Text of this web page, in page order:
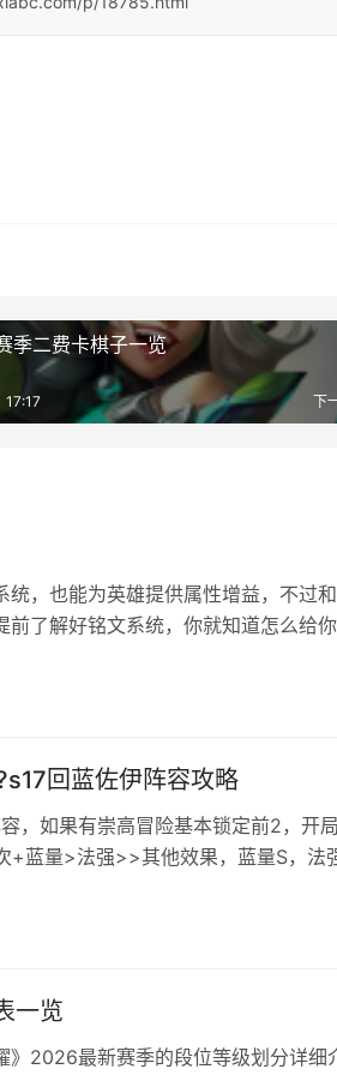
季二费卡棋子一览
下
17:17
统，也能为英雄提供属性增益，不过
前了解好铭文系统，你就知道怎么给
颜色，每种颜色都有6个孔。这些孔
回蓝佐伊阵容攻略
，如果有崇高冒险基本锁定前2，开
+蓝量>法强>>其他效果，蓝量S，法
顶s17回蓝佐伊阵容攻略！ 阵容组
一览
》2026最新赛季的段位等级划分详细